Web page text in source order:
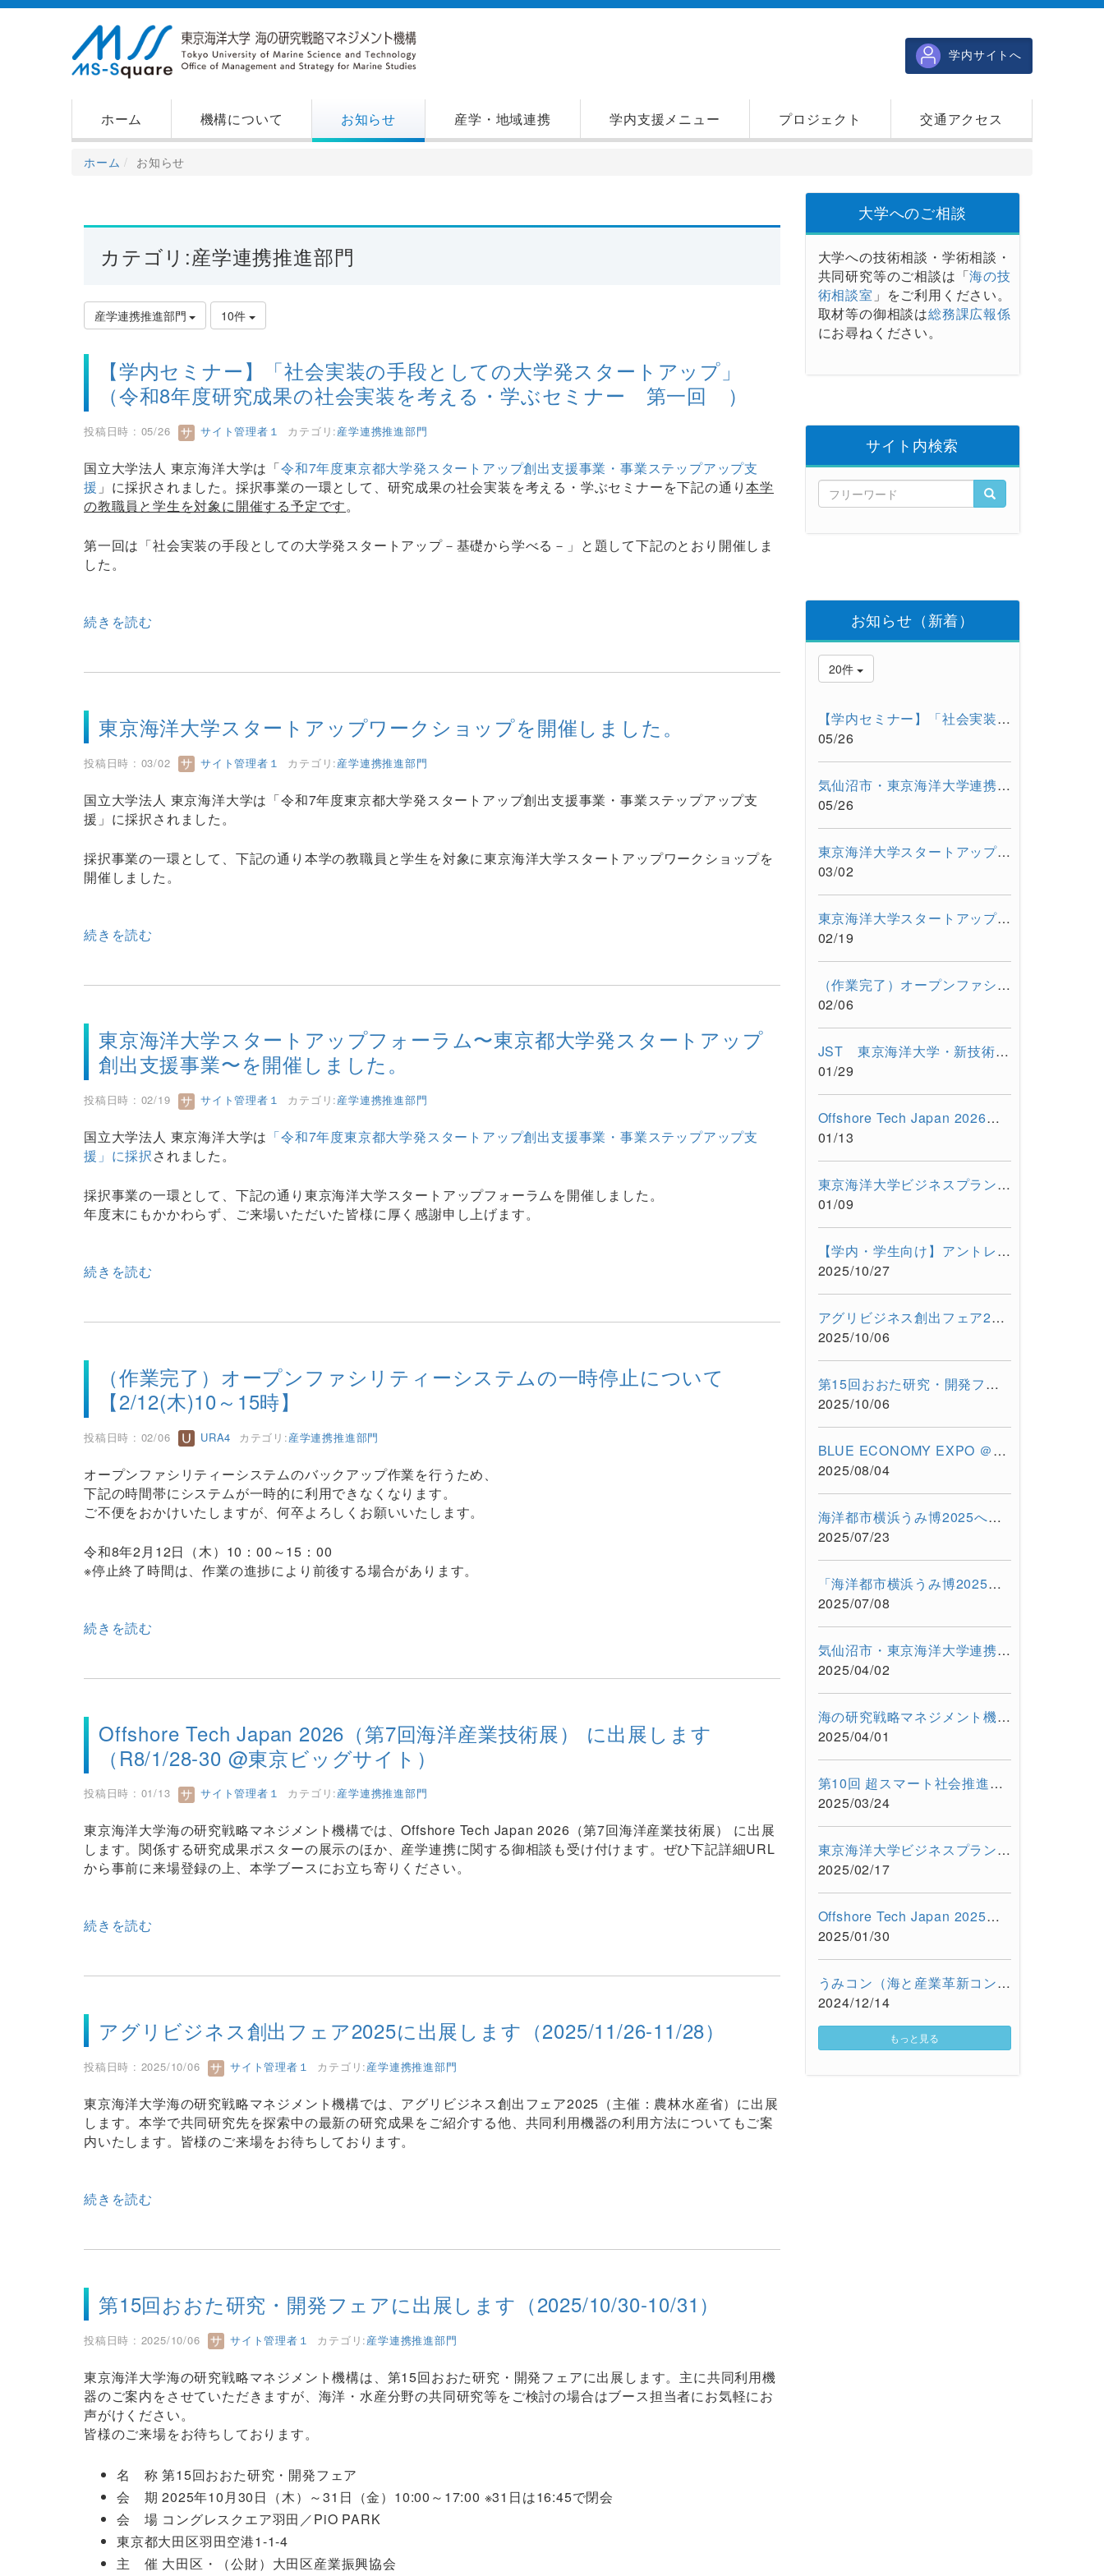
学内サイトへ
ホーム 機構について お知らせ 産学・地域連携 学内支援メニュー プロジェクト 交通アクセス
ホーム お知らせ
カテゴリ:産学連携推進部門
産学連携推進部門 10件
【学内セミナー】「社会実装の手段としての大学発スタートアップ」
（令和8年度研究成果の社会実装を考える・学ぶセミナー 第一回 ）
投稿日時 : 05/26 サイト管理者１ カテゴリ:産学連携推進部門
国立大学法人 東京海洋大学は「令和7年度東京都大学発スタートアップ創出支援事業・事業ステップアップ支
援 」に採択されました。採択事業の一環として、研究成果の社会実装を考える・学ぶセミナーを下記の通り本学
の教職員と学生を対象に開催する予定です。
第一回は「社会実装の手段としての大学発スタートアップ－基礎から学べる－」と題して下記のとおり開催しま
した。
続きを読む
東京海洋大学スタートアップワークショップを開催しました。
投稿日時 : 03/02 サイト管理者１ カテゴリ:産学連携推進部門
国立大学法人 東京海洋大学は「令和7年度東京都大学発スタートアップ創出支援事業・事業ステップアップ支
援」に採択されました。
採択事業の一環として、下記の通り本学の教職員と学生を対象に東京海洋大学スタートアップワークショップを
開催しました。
続きを読む
東京海洋大学スタートアップフォーラム〜東京都大学発スタートアップ
創出支援事業〜を開催しました。
投稿日時 : 02/19 サイト管理者１ カテゴリ:産学連携推進部門
国立大学法人 東京海洋大学は 「令和7年度東京都大学発スタートアップ創出支援事業・事業ステップアップ支
援」に採択されました。
採択事業の一環として、下記の通り東京海洋大学スタートアップフォーラムを開催しました。
年度末にもかかわらず、ご来場いただいた皆様に厚く感謝申し上げます。
続きを読む
（作業完了）オープンファシリティーシステムの一時停止について
【2/12(木)10～15時】
投稿日時 : 02/06 URA4 カテゴリ:産学連携推進部門
オープンファシリティーシステムのバックアップ作業を行うため、
下記の時間帯にシステムが一時的に利用できなくなります。
ご不便をおかけいたしますが、何卒よろしくお願いいたします。
令和8年2月12日（木）10：00～15：00
※停止終了時間は、作業の進捗により前後する場合があります。
続きを読む
Offshore Tech Japan 2026（第7回海洋産業技術展） に出展します
（R8/1/28-30 @東京ビッグサイト）
投稿日時 : 01/13 サイト管理者１ カテゴリ:産学連携推進部門
東京海洋大学海の研究戦略マネジメント機構では、Offshore Tech Japan 2026（第7回海洋産業技術展） に出展
します。関係する研究成果ポスターの展示のほか、産学連携に関する御相談も受け付けます。ぜひ下記詳細URL
から事前に来場登録の上、本学ブースにお立ち寄りください。
続きを読む
アグリビジネス創出フェア2025に出展します（2025/11/26-11/28）
投稿日時 : 2025/10/06 サイト管理者１ カテゴリ:産学連携推進部門
東京海洋大学海の研究戦略マネジメント機構では、アグリビジネス創出フェア2025（主催：農林水産省）に出展
します。本学で共同研究先を探索中の最新の研究成果をご紹介する他、共同利用機器の利用方法についてもご案
内いたします。皆様のご来場をお待ちしております。
続きを読む
第15回おおた研究・開発フェアに出展します（2025/10/30-10/31）
投稿日時 : 2025/10/06 サイト管理者１ カテゴリ:産学連携推進部門
東京海洋大学海の研究戦略マネジメント機構は、第15回おおた研究・開発フェアに出展します。主に共同利用機
器のご案内をさせていただきますが、海洋・水産分野の共同研究等をご検討の場合はブース担当者にお気軽にお
声がけください。
皆様のご来場をお待ちしております。
名 称 第15回おおた研究・開発フェア
会 期 2025年10月30日（木）～31日（金）10:00～17:00 ※31日は16:45で閉会
会 場 コングレスクエア羽田／PiO PARK
東京都大田区羽田空港1-1-4
主 催 大田区・（公財）大田区産業振興協会
大学へのご相談
大学への技術相談・学術相談・
共同研究等のご相談は「海の技
術相談室 」をご利用ください。
取材等の御相談は総務課広報係
にお尋ねください。
サイト内検索
お知らせ（新着）
20件
【学内セミナー】「社会実装の手段としての大学発スタートアップ...
05/26
気仙沼市・東京海洋大学連携事業「"海と生きる"連続水産セミナー...
05/26
東京海洋大学スタートアップワークショップを開催しました。
03/02
東京海洋大学スタートアップフォーラム〜東京都大学発スタートア...
02/19
（作業完了）オープンファシリティーシステムの一時停止について...
02/06
JST 東京海洋大学・新技術説明会【令和8年2月17日 オンライン開...
01/29
Offshore Tech Japan 2026（第7回海洋産業技術展） に出展します...
01/13
東京海洋大学ビジネスプラン・コンテスト 2025開催報告
01/09
【学内・学生向け】アントレプレナーシップ養成プログラム ビジ...
2025/10/27
アグリビジネス創出フェア2025に出展します（2025/11/26-11/28）
2025/10/06
第15回おおた研究・開発フェアに出展します（2025/10/30-10/31）
2025/10/06
BLUE ECONOMY EXPO ＠Suruga Bay 海のEXPO（2025/7/28-7/29）に超...
2025/08/04
海洋都市横浜うみ博2025への本学参加を支援
2025/07/23
「海洋都市横浜うみ博2025」に出展します（2025年7月12日・13日）
2025/07/08
気仙沼市・東京海洋大学連携事業「"海と生きる"連続水産セミナー...
2025/04/02
海の研究戦略マネジメント機構のホームページをリニューアルしま...
2025/04/01
第10回 超スマート社会推進フォーラム「海とテクノロジーの融合が...
2025/03/24
東京海洋大学ビジネスプラン・コンテスト 2024を開催しました
2025/02/17
Offshore Tech Japan 2025 海洋産業技術展 ー海洋資源の利活用...
2025/01/30
うみコン（海と産業革新コンベンション）に出展しました（12/13 ...
2024/12/14
もっと見る